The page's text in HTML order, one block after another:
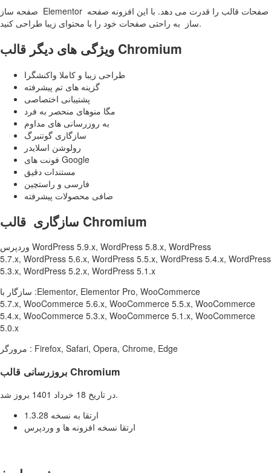
صفحه ساز Elementor صفحات قالب را قدرت می دهد. با این افزونه صفحه
ساز به راحتی صفحات خود را با محتوای زیبا طراحی کنید.
ویژگی های دیگر قالب Chromium
طراحی زیبا و کاملا واکنشگرا
گزینه های تم پیشرفته
پشتیبانی اختصاصی
مگا منوهای منحصر به فرد
به روزرسانی های مداوم
سازگاری گوتنبرگ
رولوشن اسلایدر
فونت های Google
مستندات دقیق
فارسی و راستچین
صافی محصولات پیشرفته
سازگاری قالب Chromium
وردپرس WordPress 5.9.x, WordPress 5.8.x, WordPress
5.7.x, WordPress 5.6.x, WordPress 5.5.x, WordPress 5.4.x, WordPress
5.3.x, WordPress 5.2.x, WordPress 5.1.x
سازگار با :Elementor, Elementor Pro, WooCommerce
5.7.x, WooCommerce 5.6.x, WooCommerce 5.5.x, WooCommerce
5.4.x, WooCommerce 5.3.x, WooCommerce 5.1.x, WooCommerce
5.0.x
مرورگر : Firefox, Safari, Opera, Chrome, Edge
بروزرسانی قالب Chromium
در تاریخ 18 خرداد 1401 بروز شد.
ارتقا به نسخه 1.3.28
ارتقا نسخه افزونه ها و وردپرس